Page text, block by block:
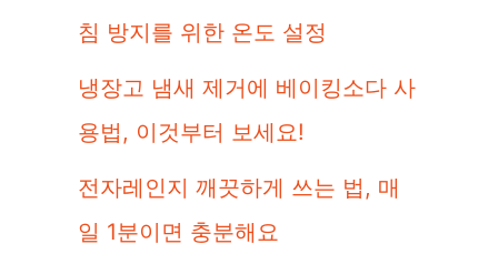
침 방지를 위한 온도 설정
냉장고 냄새 제거에 베이킹소다 사
용법, 이것부터 보세요!
전자레인지 깨끗하게 쓰는 법, 매
일 1분이면 충분해요